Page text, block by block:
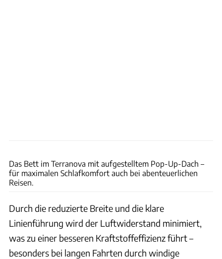
Das Bett im Terranova mit aufgestelltem Pop-Up-Dach –
für maximalen Schlafkomfort auch bei abenteuerlichen
Reisen.
Durch die reduzierte Breite und die klare
Linienführung wird der Luftwiderstand minimiert,
was zu einer besseren Kraftstoffeffizienz führt –
besonders bei langen Fahrten durch windige